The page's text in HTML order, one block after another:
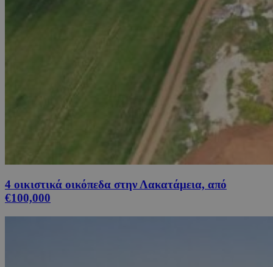
4 οικιστικά οικόπεδα στην Λακατάμεια, από
€100,000